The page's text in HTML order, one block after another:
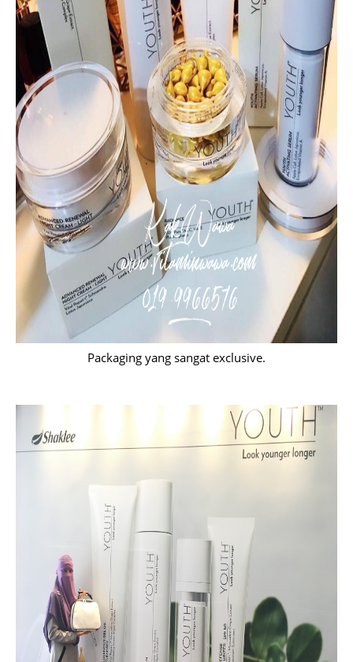
Packaging yang sangat exclusive.